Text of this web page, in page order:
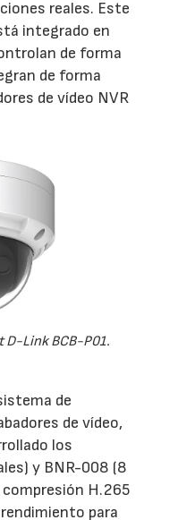
reales. Este
integrado en
de forma
de forma
de vídeo NVR
Link BCB-P01.
de
de vídeo,
los
y BNR-008 (8
compresión H.265
para